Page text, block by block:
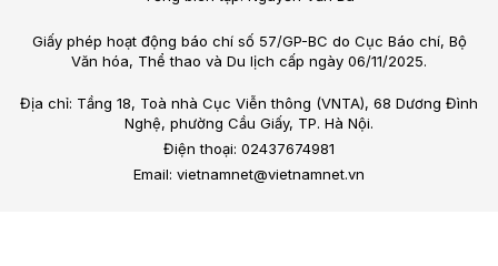
Giấy phép hoạt động báo chí số 57/GP-BC do Cục Báo chí, Bộ
Văn hóa, Thể thao và Du lịch cấp ngày 06/11/2025.
Địa chỉ: Tầng 18, Toà nhà Cục Viễn thông (VNTA), 68 Dương Đình
Nghệ, phường Cầu Giấy, TP. Hà Nội.
Điện thoại: 02437674981
Email: vietnamnet@vietnamnet.vn